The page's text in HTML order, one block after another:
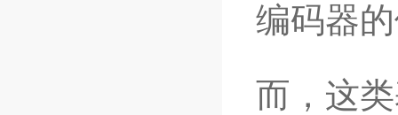
编码器
而，这